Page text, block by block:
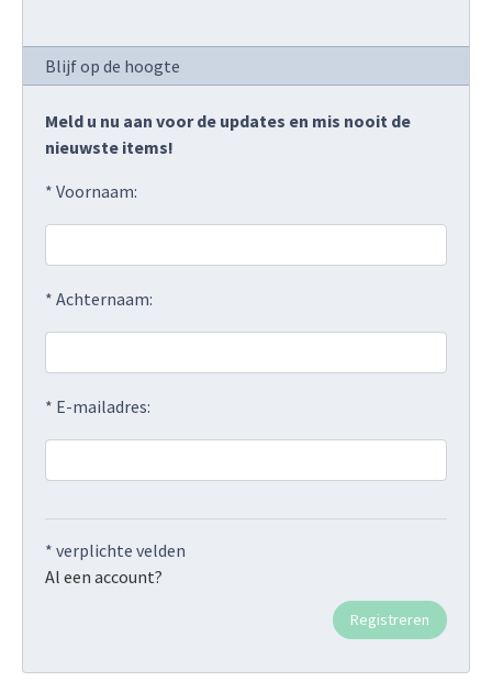
Blijf op de hoogte
Meld u nu aan voor de updates en mis nooit de
nieuwste items!
* Voornaam:
* Achternaam:
* E-mailadres:
* verplichte velden
Al een account?